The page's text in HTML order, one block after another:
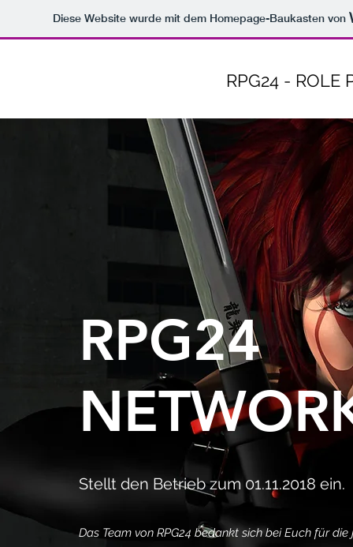
Diese Website wurde mit dem Homepage-Baukasten von
RPG24 - ROLE
RPG24
Stellt den Betrieb zum 01.11.2018 ein.
Das Team von RPG24 bedankt sich bei Euch für